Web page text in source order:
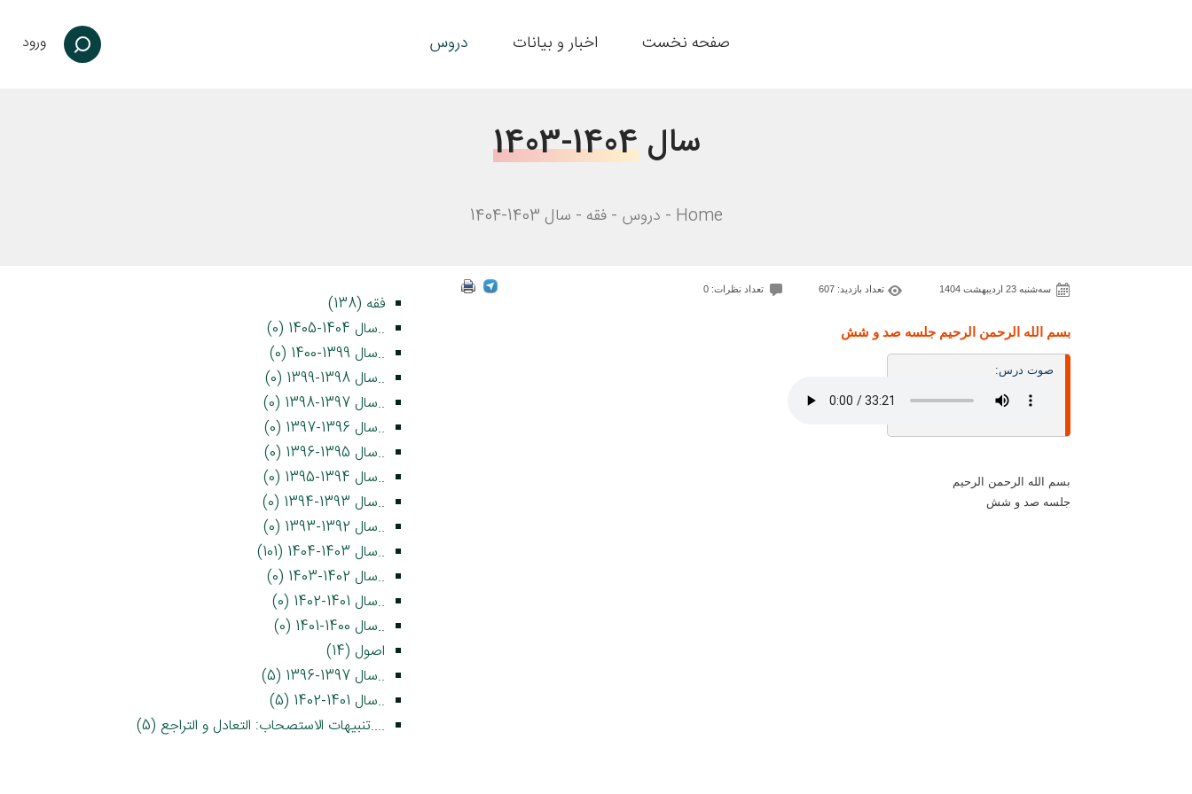
صفحه نخست اخبار و بیانات دروس ورود
سال1403-1404
Home دروس فقه سال 1403-1404
ﺳﻪشنبه 23 اردیبهشت 1404 تعداد بازدید: 607 تعداد نظرات: 0
بسم الله الرحمن الرحيم جلسه صد و شش
صوت درس:
بسم الله الرحمن الرحيم
جلسه صد و شش
فقه (138)
..سال 1404-1405 (0)
..سال 1399-1400 (0)
..سال 1398-1399 (0)
..سال 1397-1398 (0)
..سال 1396-1397 (0)
..سال 1395-1396 (0)
..سال 1394-1395 (0)
..سال 1393-1394 (0)
..سال 1392-1393 (0)
..سال 1403-1404 (101)
..سال 1402-1403 (0)
..سال 1401-1402 (0)
..سال 1400-1401 (0)
اصول (14)
..سال 1397-1396 (5)
..سال 1401-1402 (5)
....تنبیهات الاستصحاب: التعادل و التراجع (5)